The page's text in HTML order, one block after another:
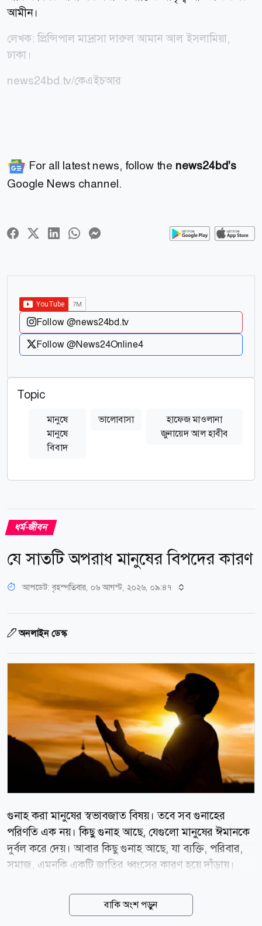
আমীন।
লেখক: প্রিন্সিপাল মাদ্রাসা দারুল আমান আল ইসলামিয়া,
ঢাকা।
news24bd.tv/কেএইচআর
For all latest news, follow the news24bd's
Google News channel.
Follow @news24bd.tv
Follow @News24Online4
Topic
মানুষে
মানুষে
বিবাদ
ভালোবাসা
হাফেজ মাওলানা
জুনায়েদ আল হাবীব
ধর্ম-জীবন
যে সাতটি অপরাধ মানুষের বিপদের কারণ
আপডেট: বৃহস্পতিবার, ০৬ আগস্ট, ২০২৬, ০৯:৪৭
অনলাইন ডেস্ক
গুনাহ করা মানুষের স্বভাবজাত বিষয়। তবে সব গুনাহের
পরিণতি এক নয়। কিছু গুনাহ আছে, যেগুলো মানুষের ঈমানকে
দুর্বল করে দেয়। আবার কিছু গুনাহ আছে, যা ব্যক্তি, পরিবার,
সমাজ, এমনকি একটি জাতির ধ্বংসের কারণ হয়ে দাঁড়ায়।
এবং এগুলোকে কবিরা গুনাহ বা মহাপাপ হিসেবে আখ্যায়িত
করেছে। রাসুল (সা.) এমন সাতটি গুনাহের কথা উল্লেখ
বাকি অংশ পড়ুন